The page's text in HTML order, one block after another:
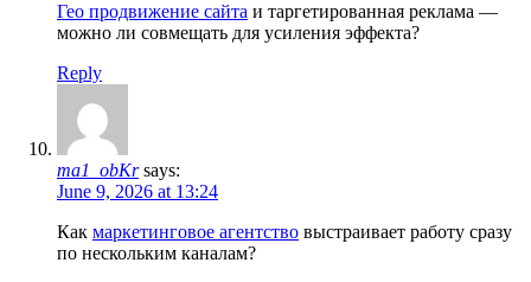
Гео продвижение сайта и таргетированная реклама —
можно ли совмещать для усиления эффекта?
Reply
ma1_obKr says:
June 9, 2026 at 13:24
Как маркетинговое агентство выстраивает работу сразу
по нескольким каналам?